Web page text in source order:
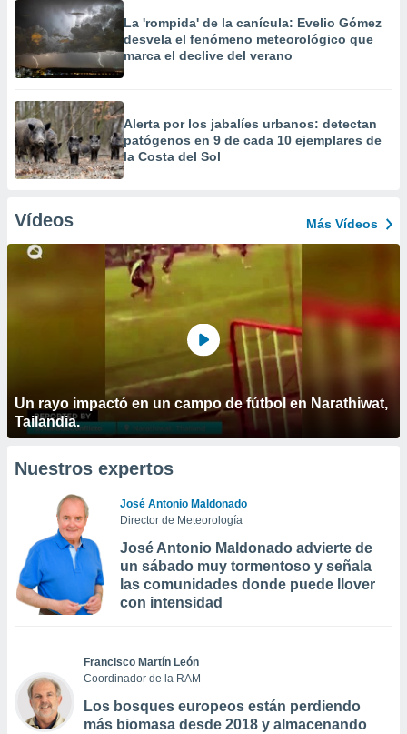
La 'rompida' de la canícula: Evelio Gómez
desvela el fenómeno meteorológico que
marca el declive del verano
Alerta por los jabalíes urbanos: detectan
patógenos en 9 de cada 10 ejemplares de
la Costa del Sol
Vídeos Más Vídeos
Un rayo impactó en un campo de fútbol en Narathiwat,
Tailandia.
Nuestros expertos
José Antonio Maldonado
Director de Meteorología
José Antonio Maldonado advierte de
un sábado muy tormentoso y señala
las comunidades donde puede llover
con intensidad
Francisco Martín León
Coordinador de la RAM
Los bosques europeos están perdiendo
más biomasa desde 2018 y almacenando